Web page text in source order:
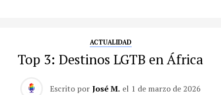
ACTUALIDAD
Top 3: Destinos LGTB en África
Escrito por José M. el 1 de marzo de 2026